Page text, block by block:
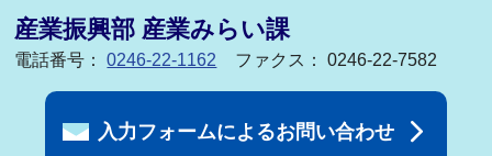
産業振興部 産業みらい課
電話番号：0246-22-1162 ファクス： 0246-22-7582
入力フォームによるお問い合わせ